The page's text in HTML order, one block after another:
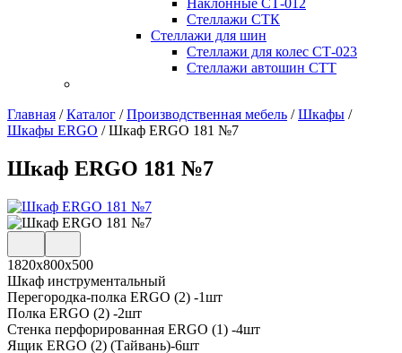
Наклонные СТ-012
Стеллажи СТК
Стеллажи для шин
Стеллажи для колес СТ-023
Стеллажи автошин СТТ
Главная /Каталог /Производственная мебель /Шкафы /
Шкафы ERGO /Шкаф ERGO 181 №7
Шкаф ERGO 181 №7
1820х800х500
Шкаф инструментальный
Перегородка-полка ERGO (2) -1шт
Полка ERGO (2) -2шт
Стенка перфорированная ERGO (1) -4шт
Ящик ERGO (2) (Тайвань)-6шт